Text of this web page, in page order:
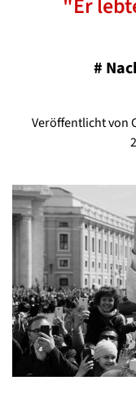
"Er
#
Veröffentlicht von